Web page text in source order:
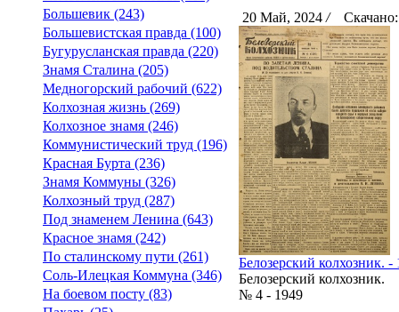
Большевик (243)
Большевистская правда (100)
Бугурусланская правда (220)
Знамя Сталина (205)
Медногорский рабочий (622)
Колхозная жизнь (269)
Колхозное знамя (246)
Коммунистический труд (196)
Красная Бурта (236)
Знамя Коммуны (326)
Колхозный труд (287)
Под знаменем Ленина (643)
Красное знамя (242)
По сталинскому пути (261)
Соль-Илецкая Коммуна (346)
На боевом посту (83)
20 Май, 2024 /
Белозерский колхозник.
Белозерский колхозник.
№ 4 - 1949